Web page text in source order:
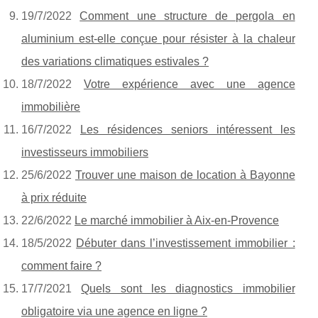
19/7/2022Comment une structure de pergola en
aluminium est-elle conçue pour résister à la chaleur
des variations climatiques estivales ?
18/7/2022 Votre expérience avec une agence
immobilière
16/7/2022
Les résidences seniors intéressent les
investisseurs immobiliers
25/6/2022 Trouver une maison de location à Bayonne
à prix réduite
22/6/2022 Le marché immobilier à Aix-en-Provence
18/5/2022 Débuter dans l’investissement immobilier :
comment faire ?
17/7/2021Quels sont les diagnostics immobilier
obligatoire via une agence en ligne ?